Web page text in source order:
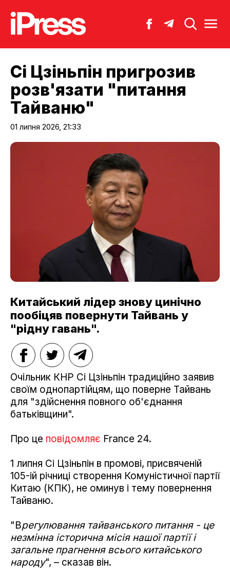
Сі Цзіньпін пригрозив
розв'язати "питання
Тайваню"
01 липня 2026, 21:33
Китайський лідер знову цинічно
пообіцяв повернути Тайвань у
"рідну гавань".
Очільник КНР Сі Цзіньпін традиційно заявив
своїм однопартійцям, що поверне Тайвань
для "здійснення повного об'єднання
батьківщини".
Про це повідомляє France 24.
1 липня Сі Цзіньпін в промові, присвяченій
105-ій річниці створення Комуністичної партії
Китаю (КПК), не оминув і тему повернення
Тайваню.
"Врегулювання тайванського питання - це
незмінна історична місія нашої партії і
загальне прагнення всього китайського
народу", – сказав він.